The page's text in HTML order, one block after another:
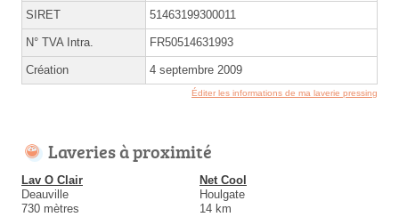
SIRET 51463199300011
N° TVA Intra. FR50514631993
Création 4 septembre 2009
Éditer les informations de ma laverie pressing
Laveries à proximité
Lav O Clair
Deauville
730 mètres
Net Cool
Houlgate
14 km